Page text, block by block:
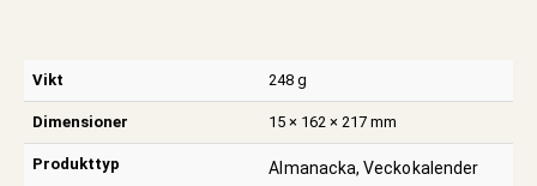
Vikt 248 g
Dimensioner 15 × 162 × 217 mm
Produkttyp Almanacka, Veckokalender